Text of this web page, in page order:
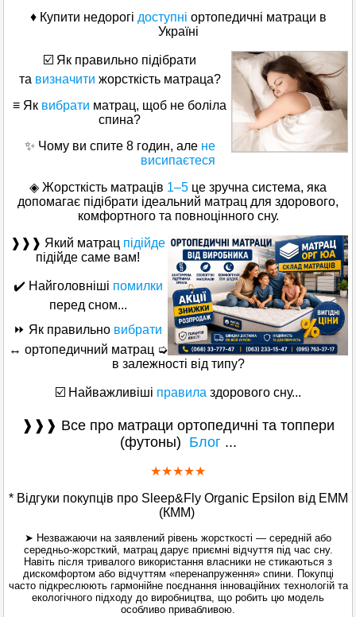
♦ Купити недорогі доступні ортопедичні матраци в
Україні
☑️ Як правильно підібрати
та визначити жорсткість матраца?
≡ Як вибрати матрац, щоб не боліла
спина?
✨ Чому ви спите 8 годин, але не
висипаєтеся
◈ Жорсткість матраців 1–5 це зручна система, яка
допомагає підібрати ідеальний матрац для здорового,
комфортного та повноцінного сну.
❱❱❱ Який матрац підійде
підійде саме вам!
✔️ Найголовніші помилки
перед сном...
⏩ Як правильно вибрати
↔ ортопедичний матрац ➭
в залежності від типу?
☑️ Найважливіші правила здорового сну...
❱❱❱ Все про матраци ортопедичні та топпери
(футоны) Блог ...
★★★★★
* Відгуки покупців про Sleep&Fly Organic Epsilon від ЕММ
(КММ)
➤ Незважаючи на заявлений рівень жорсткості — середній або
середньо-жорсткий, матрац дарує приємні відчуття під час сну.
Навіть після тривалого використання власники не стикаються з
дискомфортом або відчуттям «перенапруження» спини. Покупці
часто підкреслюють гармонійне поєднання інноваційних технологій та
екологічного підходу до виробництва, що робить цю модель
особливо привабливою.